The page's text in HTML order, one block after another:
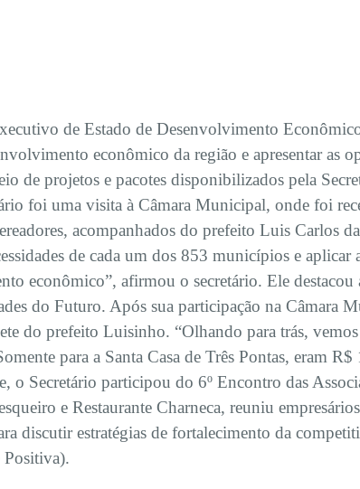
de Estado de Desenvolvimento
econômico da região e apresentar as
de projetos e pacotes disponibilizados pela
foi uma visita à Câmara Municipal, onde foi
acompanhados do prefeito Luis Carlos
de cada um dos 853 municípios e aplicar
econômico”, afirmou o secretário. Ele destacou
do Futuro. Após sua participação na Câmara
do prefeito Luisinho. “Olhando para trás,
para a Santa Casa de Três Pontas, eram
Secretário participou do 6º Encontro das
e Restaurante Charneca, reuniu
discutir estratégias de fortalecimento da